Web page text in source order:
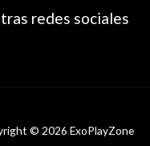
redes sociales
© 2026 ExoPlayZone